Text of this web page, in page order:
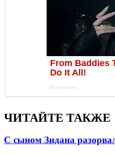
ЧИТАЙТЕ ТАКЖЕ
С сыном Зидана